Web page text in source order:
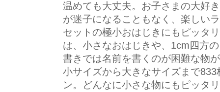
温めても大丈夫。お子さまの大好
が迷子になることもなく、楽しい
セットの極小おはじきにもピッタ
は、小さなおはじきや、1cm四方
書きでは名前を書くのが困難な物
小サイズから大きなサイズまで
ン。どんなに小さな物にもピッタ